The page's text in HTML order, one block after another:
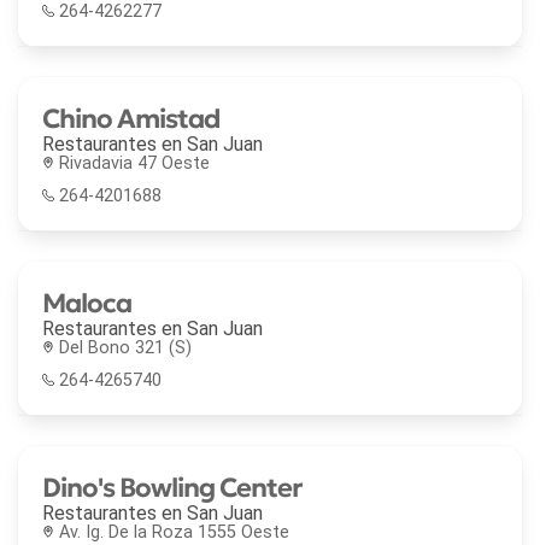
264-4262277
Chino Amistad
Restaurantes en San Juan
Rivadavia 47 Oeste
264-4201688
Maloca
Restaurantes en San Juan
Del Bono 321 (S)
264-4265740
Dino's Bowling Center
Restaurantes en San Juan
Av. Ig. De la Roza 1555 Oeste